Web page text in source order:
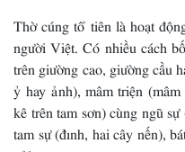
Thờ cúng tổ tiên là hoạt
người Việt. Có nhiều cách
trên giường cao, giường cầu
ỷ hay ảnh), mâm triện
kê trên tam sơn) cùng ngũ
tam sự (đỉnh, hai cây nến),